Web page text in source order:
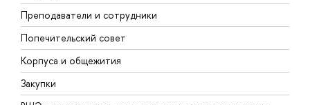
Преподаватели и сотрудники
Попечительский совет
Корпуса и общежития
Закупки